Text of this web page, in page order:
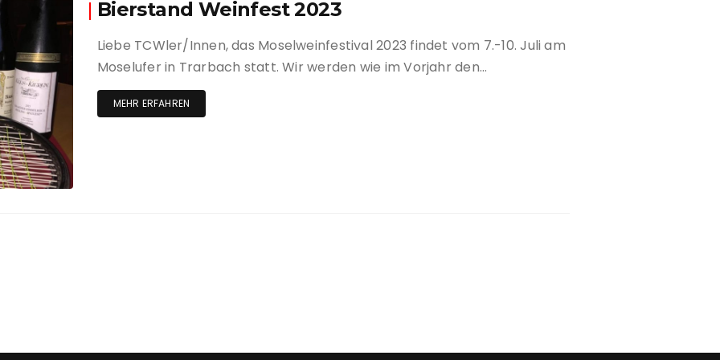
Anlage und Clubhaus
Sponsoren
Trainer
Jugendarbeit
Bierstand Weinfest 2023
Liebe TCWler/Innen, das Moselweinfestival 2023 findet vom 7.-10. Juli am
Moselufer in Trarbach statt. Wir werden wie im Vorjahr den…
MEHR ERFAHREN